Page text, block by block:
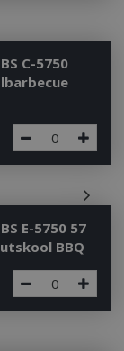
C-5750
E-5750 57
BBQ